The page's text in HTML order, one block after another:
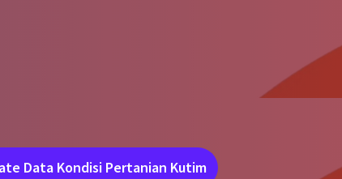
Data Kondisi Pertanian Kutim